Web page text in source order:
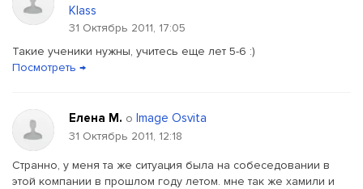
Klass
31 Октябрь 2011, 17:05
Такие ученики нужны, учитесь еще лет 5-6 :)
Посмотреть →
Елена М. о Image Osvita
31 Октябрь 2011, 12:18
Странно, у меня та же ситуация была на собеседовании в
этой компании в прошлом году летом. мне так же хамили и